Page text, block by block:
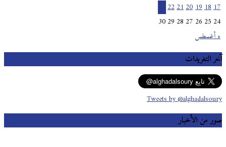
« أغسطس
17
18
19
20
21
22
23
24
25
26
27
28
29
30
آخر التغريدات
Tweets by @alghadalsoury
صور من الأخبار